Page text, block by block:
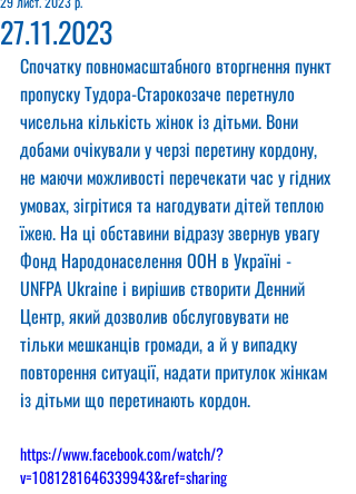
27.11.2023
Спочатку повномасштабного вторгнення пункт
пропуску Тудора-Старокозаче перетнуло
чисельна кількість жінок із дітьми. Вони
добами очікували у черзі перетину кордону,
не маючи можливості перечекати час у гідних
умовах, зігрітися та нагодувати дітей теплою
їжею. На ці обставини відразу звернув увагу
Фонд Народонаселення ООН в Україні -
UNFPA Ukraine і вирішив створити Денний
Центр, який дозволив обслуговувати не
тільки мешканців громади, а й у випадку
повторення ситуації, надати притулок жінкам
із дітьми що перетинають кордон.
https://www.facebook.com/watch/?
v=1081281646339943&ref=sharing